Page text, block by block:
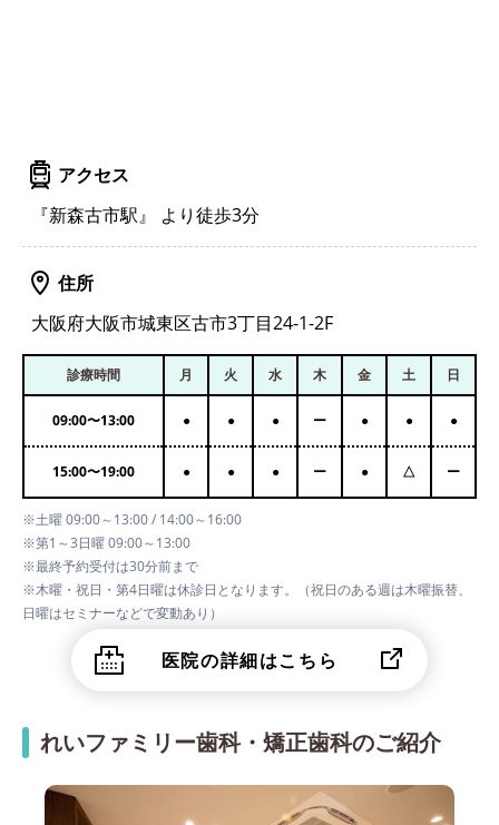
アクセス
『新森古市駅』 より徒歩3分
住所
大阪府大阪市城東区古市3丁目24-1-2F
診療時間 月 火 水 木 金 土 日
09:00〜13:00 ● ● ● ー ● ● ●
15:00〜19:00 ● ● ● ー ● △ ー
※土曜 09:00～13:00 / 14:00～16:00
※第1～3日曜 09:00～13:00
※最終予約受付は30分前まで
※木曜・祝日・第4日曜は休診日となります。（祝日のある週は木曜振替、
日曜はセミナーなどで変動あり）
医院の詳細はこちら
れいファミリー歯科・矯正歯科のご紹介